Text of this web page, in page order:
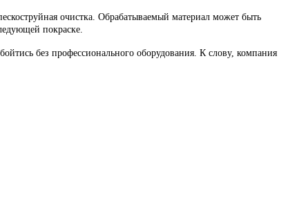
очистка. Обрабатываемый материал может быть
покраске.
без профессионального оборудования. К слову, компания